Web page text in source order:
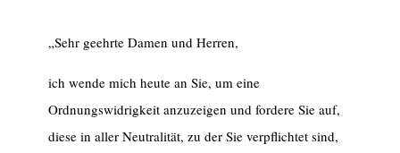
„Sehr geehrte Damen und Herren,
ich wende mich heute an Sie, um eine
Ordnungswidrigkeit anzuzeigen und fordere Sie auf,
diese in aller Neutralität, zu der Sie verpflichtet sind,